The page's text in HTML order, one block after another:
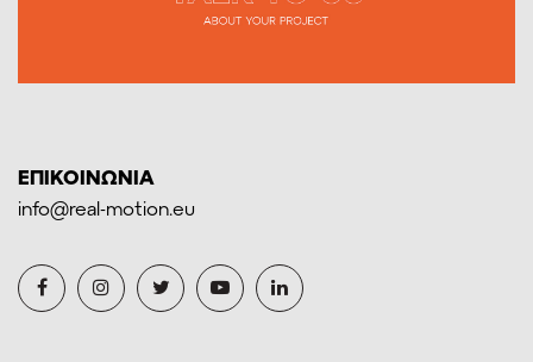
ΕΠΙΚΟΙΝΩΝΙΑ
info@real-motion.eu